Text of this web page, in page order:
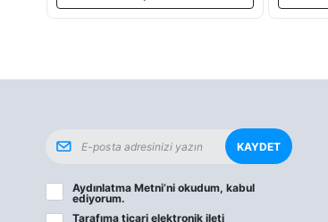
KAYDET
Aydınlatma Metni’ni okudum, kabul
ediyorum.
Tarafıma ticari elektronik ileti